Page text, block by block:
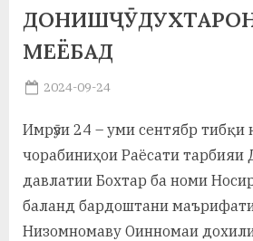
ДОНИШҶӮДУХТАРОН
МЕЁБАД
Posted
2024-09-24
Имрӯзи 24 – уми сентябр тибқи
чорабиниҳои Раёсати тарбияи
давлатии Бохтар ба номи
баланд бардоштани
Низомномаву Оинномаи